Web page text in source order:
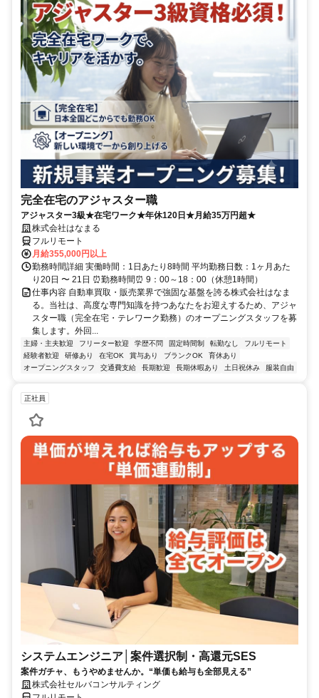
完全在宅のアジャスター職
アジャスター3級★在宅ワーク★年休120日★月給35万円超★
株式会社はなまる
フルリモート
月給355,000円以上
勤務時間詳細 実働時間：1日あたり8時間 平均勤務日数：1ヶ月あた
り20日 〜 21日 ⏰勤務時間⏰ 9：00～18：00（休憩1時間）
仕事内容 自動車買取・販売業界で強固な基盤を誇る株式会社はなま
る。当社は、高度な専門知識を持つあなたをお迎えするため、アジャ
スター職（完全在宅・テレワーク勤務）のオープニングスタッフを募
集します。外回...
主婦・主夫歓迎 フリーター歓迎 学歴不問 固定時間制 転勤なし
フルリモート
経験者歓迎
研修あり 在宅OK 賞与あり ブランクOK
育休あり
オープニングスタッフ
交通費支給 長期歓迎 長期休暇あり 土日祝休み 服装自由
正社員
システムエンジニア│案件選択制・高還元SES
案件ガチャ、もうやめませんか。“単価も給与も全部見える”
株式会社セルバコンサルティング